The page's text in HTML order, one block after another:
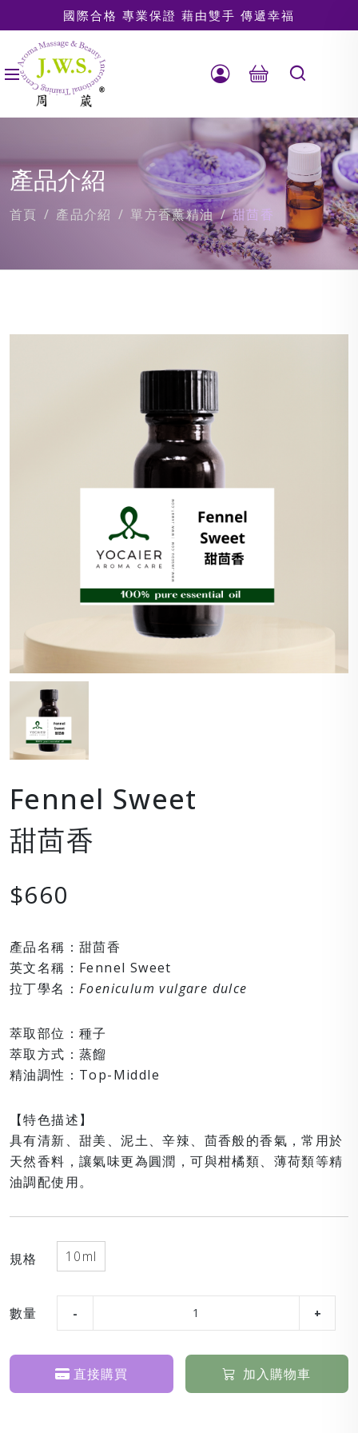
國際合格 專業保證 藉由雙手 傳遞幸福
產品介紹
首頁 產品介紹 單方香薰精油 甜茴香
Fennel Sweet
甜茴香
$660
產品名稱：甜茴香
英文名稱：Fennel Sweet
拉丁學名： Foeniculum vulgare dulce
萃取部位：種子
萃取方式：蒸餾
精油調性：Top-Middle
【特色描述】
具有清新、甜美、泥土、辛辣、茴香般的香氣，常用於
天然香料，讓氣味更為圓潤，可與柑橘類、薄荷類等精
油調配使用。
規格 10ml
數量
直接購買 加入購物車